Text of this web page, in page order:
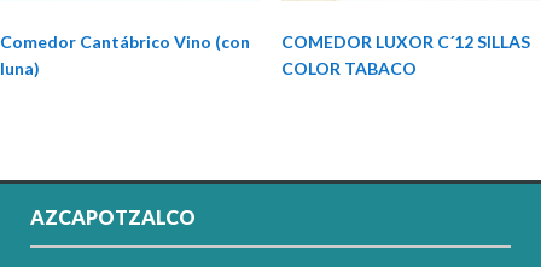
Comedor Cantábrico Vino (con
luna)
COMEDOR LUXOR C´12 SILLAS
COLOR TABACO
AZCAPOTZALCO